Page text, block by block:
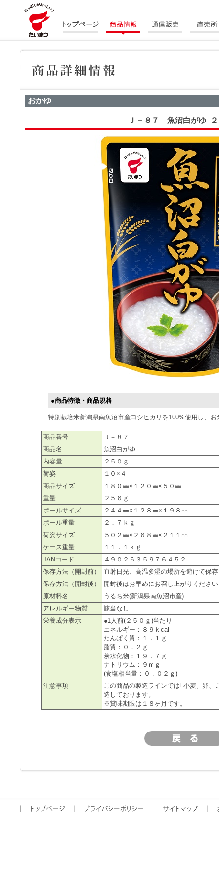
おかゆ
Ｊ－８７ 魚沼白がゆ ２
●商品特徴・商品規格
特別栽培米新潟県南魚沼市産コシヒカリを100%使用し、
商品番号
Ｊ－８７
商品名
魚沼白がゆ
内容量
２５０ｇ
荷姿
１０×４
商品サイズ
１８０㎜×１２０㎜×５０㎜
重量
２５６ｇ
ボールサイズ
２４４㎜×１２８㎜×１９８㎜
ボール重量
２．７ｋｇ
荷姿サイズ
５０２㎜×２６８㎜×２１１㎜
ケース重量
１１．１ｋｇ
JANコード
４９０２６３５９７６４５２
保存方法（開封前）
直射日光、高温多湿の場所を避けて保
保存方法（開封後）
開封後はお早めにお召し上がりくださ
原材料名
うるち米(新潟県南魚沼市産)
アレルギー物質
該当なし
栄養成分表示
●1人前(２５０ｇ)当たり
エネルギー：８９ｋcal
たんぱく質：１．１ｇ
脂質：０．２ｇ
炭水化物：１９．７ｇ
ナトリウム：９ｍｇ
(食塩相当量：０．０２ｇ)
注意事項
この商品の製造ラインでは｢小麦、卵
造しております。
※賞味期限は１８ヶ月です。